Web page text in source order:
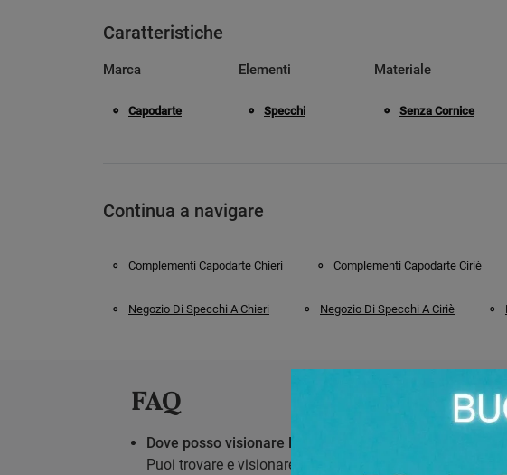
Caratteristiche
Marca
Capodarte
Elementi
Specchi
Materiale
Senza Cornice
Continua a navigare
Complementi Capodarte Chieri Complementi Capodarte Ciriè
Negozio Di Specchi A Chieri Negozio Di Specchi A Ciriè
FAQ
Dove posso visionare lo Specchio Crown di Capodarte a
Puoi trovare e visionare lo Specchio Crown di